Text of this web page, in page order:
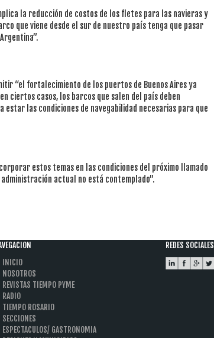
la reducción de costos de los fletes para las navieras y
que viene desde el sur de nuestro país tenga que pasar
“el fortalecimiento de los puertos de Buenos Aires ya
ciertos casos, los barcos que salen del país deben
estar las condiciones de navegabilidad necesarias para que
estos temas en las condiciones del próximo llamado
actual no está contemplado”.
INICIO
NOSOTROS
REVISTAS TIEMPO PYME
RADIO
TIEMPO ROSARIO
SECCIONES
ESPECTACULOS/ GASTRONOMIA
REDES SOCIALES